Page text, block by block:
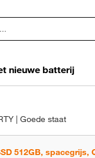
nieuwe batterij
| Goede staat
512GB, spacegrijs,